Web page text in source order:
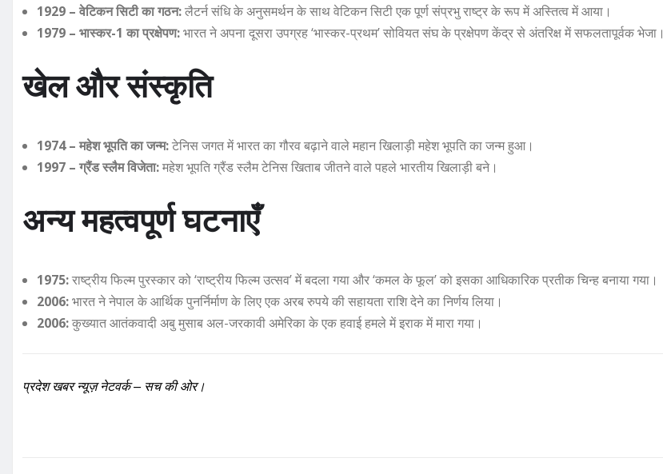
1929 – वेटिकन सिटी का गठन:लैटर्न संधि के अनुसमर्थन के साथ वेटिकन सिटी एक पूर्ण संप्रभु राष्ट्र के रूप में अस्तित्व में आया।
1979 – भास्कर-1 का प्रक्षेपण:भारत ने अपना दूसरा उपग्रह ‘भास्कर-प्रथम’ सोवियत संघ के प्रक्षेपण केंद्र से अंतरिक्ष में सफलतापूर्वक भेजा।
खेल और संस्कृति
1974 – महेश भूपति का जन्म:टेनिस जगत में भारत का गौरव बढ़ाने वाले महान खिलाड़ी महेश भूपति का जन्म हुआ।
1997 – ग्रैंड स्लैम विजेता:महेश भूपति ग्रैंड स्लैम टेनिस खिताब जीतने वाले पहले भारतीय खिलाड़ी बने।
अन्य महत्वपूर्ण घटनाएँ
1975:राष्ट्रीय फिल्म पुरस्कार को ‘राष्ट्रीय फिल्म उत्सव’ में बदला गया और ‘कमल के फूल’ को इसका आधिकारिक प्रतीक चिन्ह बनाया गया।
2006:भारत ने नेपाल के आर्थिक पुनर्निर्माण के लिए एक अरब रुपये की सहायता राशि देने का निर्णय लिया।
2006:कुख्यात आतंकवादी अबु मुसाब अल-जरकावी अमेरिका के एक हवाई हमले में इराक में मारा गया।
प्रदेश खबर न्यूज़ नेटवर्क – सच की ओर।